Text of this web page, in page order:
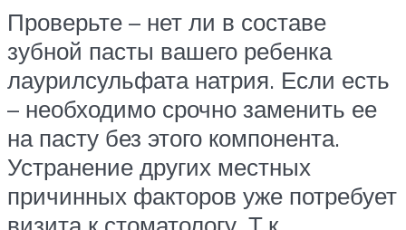
Проверьте – нет ли в составе
зубной пасты вашего ребенка
лаурилсульфата натрия. Если есть
– необходимо срочно заменить ее
на пасту без этого компонента.
Устранение других местных
причинных факторов уже потребует